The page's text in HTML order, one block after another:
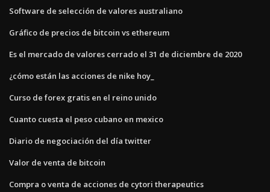
Software de selección de valores australiano
Gráfico de precios de bitcoin vs ethereum
Es el mercado de valores cerrado el 31 de diciembre de 2020
¿cómo están las acciones de nike hoy_
Curso de forex gratis en el reino unido
Cuanto cuesta el peso cubano en mexico
Diario de negociación del día twitter
Valor de venta de bitcoin
Compra o venta de acciones de cytori therapeutics